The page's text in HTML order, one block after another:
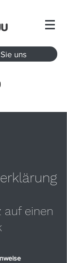
uns
auf einen